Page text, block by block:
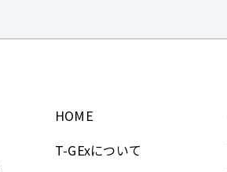
HOME
T-GExについて